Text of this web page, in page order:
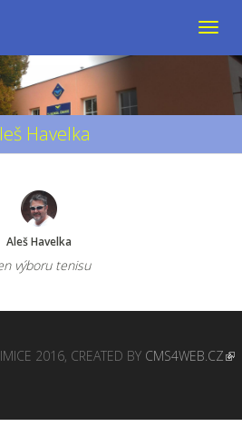
Havelka
Aleš Havelka
výboru tenisu
2016, CREATED BY CMS4WEB.CZ